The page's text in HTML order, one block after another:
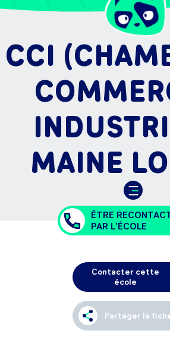
CCI
MAINE
ÊTRE
PAR L'ÉCOLE
Contacter cette
école
Partager la